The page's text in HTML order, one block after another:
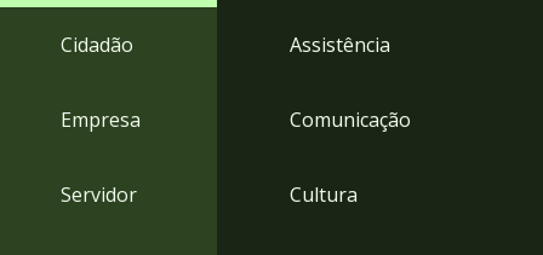
rodapé
Cidadão
Empresa
Servidor
Assistência
Comunicação
Cultura